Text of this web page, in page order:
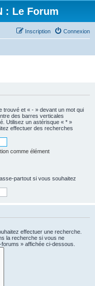
: Le Forum
Connexion
Inscription
trouvé et « - » devant un mot qui
des barres verticales
Utilisez un astérisque « * »
effectuer des recherches
comme élément
partout si vous souhaitez
effectuer une recherche.
la recherche si vous ne
» affichée ci-dessous.